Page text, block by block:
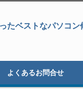
たベストなパソコン
よくあるお問合せ